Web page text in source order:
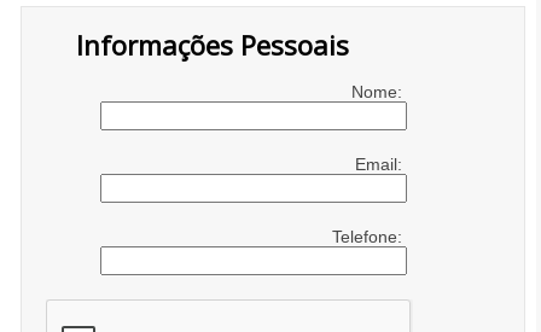
Informações Pessoais
Nome:
Email:
Telefone: